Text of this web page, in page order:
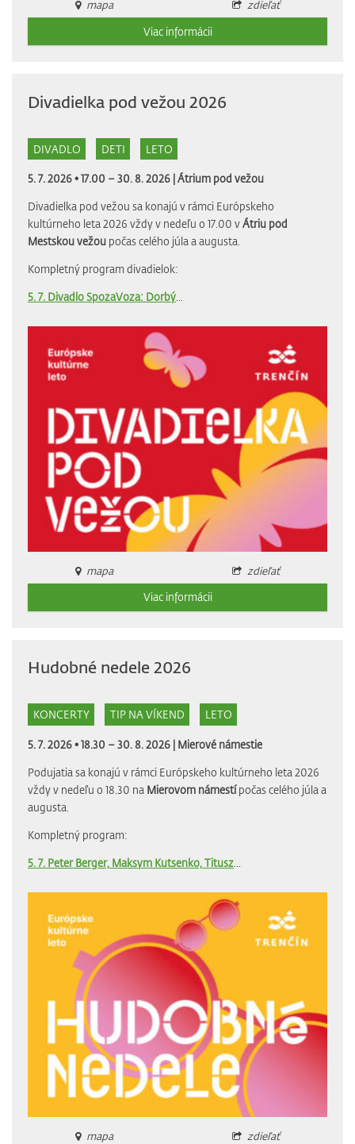
mapa
zdieľať
Viac informácii
Divadielka pod vežou 2026
DIVADLO DETI LETO
5. 7. 2026 • 17.00 – 30. 8. 2026 |Átrium pod vežou
Divadielka pod vežou sa konajú v rámci Európskeho
kultúrneho leta 2026 vždy v nedeľu o 17.00 vÁtriu pod
Mestskou vežou počas celého júla a augusta.
Kompletný program divadielok:
5. 7. Divadlo SpozaVoza: Dorbý
mapa
zdieľať
Viac informácii
Hudobné nedele 2026
KONCERTY TIP NA VÍKEND LETO
5. 7. 2026 • 18.30 – 30. 8. 2026 | Mierové námestie
Podujatia sa konajú v rámci Európskeho kultúrneho leta 2026
vždy v nedeľu o 18.30 na Mierovom námestípočas celého júla a
augusta.
Kompletný program:
5. 7. Peter Berger, Maksym Kutsenko, Titusz
mapa
zdieľať